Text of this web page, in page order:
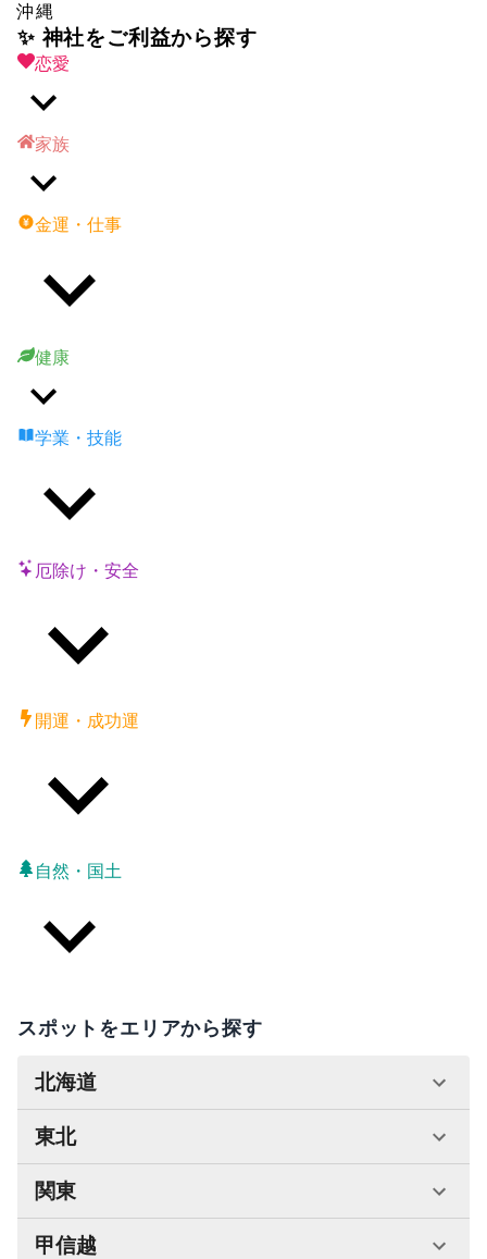
沖縄
✨ 神社をご利益から探す
恋愛
家族
金運・仕事
健康
学業・技能
厄除け・安全
開運・成功運
自然・国土
スポットをエリアから探す
北海道
東北
関東
甲信越